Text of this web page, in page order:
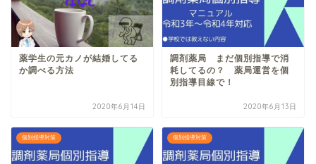
薬学生の元カノが結婚してる
か調べる方法
2020年6月14日
調剤薬局 まだ個別指導で消
耗してるの？ 薬局運営を個
別指導目線で！
2020年6月13日
個別指導対策 個別指導対策